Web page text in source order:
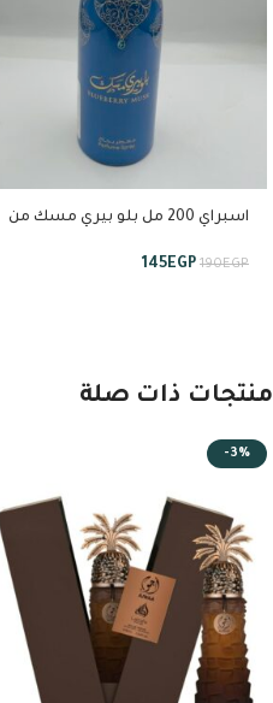
اسبراي 200 مل بلو بيري مسك من
190EGP
145EGP
منتجات ذات صلة
-3%